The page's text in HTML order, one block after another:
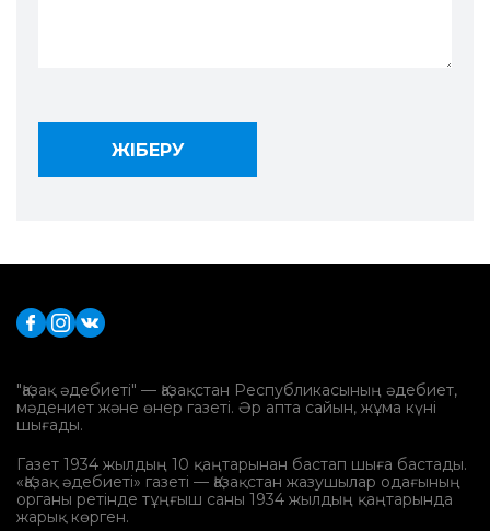
"Қазақ әдебиеті" — Қазақстан Республикасының әдебиет,
мәдениет және өнер газеті. Әр апта сайын, жұма күні
шығады.
Газет 1934 жылдың 10 қаңтарынан бастап шыға бастады.
«Қазақ әдебиеті» газеті — Қазақстан жазушылар одағының
органы ретінде тұңғыш саны 1934 жылдың қаңтарында
жарық көрген.